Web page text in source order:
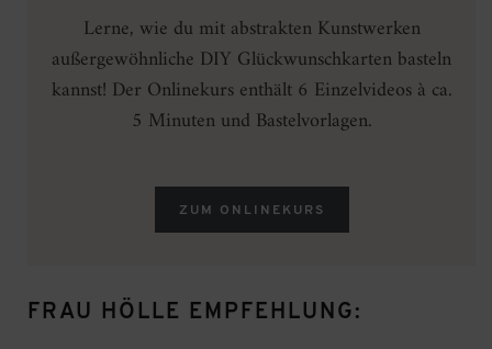
Lerne, wie du mit abstrakten Kunstwerken
außergewöhnliche DIY Glückwunschkarten basteln
kannst! Der Onlinekurs enthält 6 Einzelvideos à ca.
5 Minuten und Bastelvorlagen.
ZUM ONLINEKURS
FRAU HÖLLE EMPFEHLUNG: